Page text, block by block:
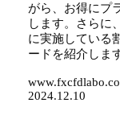
がら、お得にプ
します。さらに
に実施している
ードを紹介しま
2024.12.10